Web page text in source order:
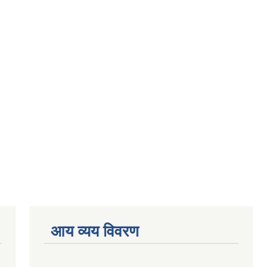
आय व्यय विवरण